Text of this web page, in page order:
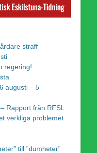
straff
regering!
augusti – 5
Rapport från RFSL
verkliga problemet
till ”dumheter”